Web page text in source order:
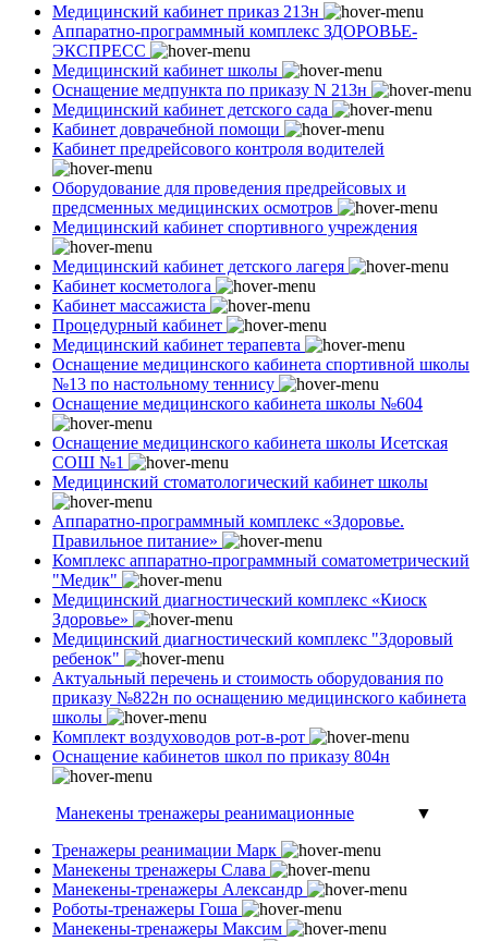
Медицинский кабинет приказ 213н
Аппаратно-программный комплекс ЗДОРОВЬЕ-
ЭКСПРЕСС
Медицинский кабинет школы
Оснащение медпункта по приказу N 213н
Медицинский кабинет детского сада
Кабинет доврачебной помощи
Кабинет предрейсового контроля водителей
Оборудование для проведения предрейсовых и
предсменных медицинских осмотров
Медицинский кабинет спортивного учреждения
Медицинский кабинет детского лагеря
Кабинет косметолога
Кабинет массажиста
Процедурный кабинет
Медицинский кабинет терапевта
Оснащение медицинского кабинета спортивной школы
№13 по настольному теннису
Оснащение медицинского кабинета школы №604
Оснащение медицинского кабинета школы Исетская
СОШ №1
Медицинский стоматологический кабинет школы
Аппаратно-программный комплекс «Здоровье.
Правильное питание»
Комплекс аппаратно-программный соматометрический
"Медик"
Медицинский диагностический комплекс «Киоск
Здоровье»
Медицинский диагностический комплекс "Здоровый
ребенок"
Актуальный перечень и стоимость оборудования по
приказу №822н по оснащению медицинского кабинета
школы
Комплект воздуховодов рот-в-рот
Оснащение кабинетов школ по приказу 804н
Манекены тренажеры реанимационные
▼
Тренажеры реанимации Марк
Манекены тренажеры Слава
Манекены-тренажеры Александр
Роботы-тренажеры Гоша
Манекены-тренажеры Максим